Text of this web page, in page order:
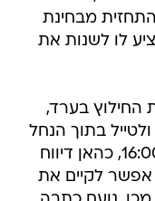
מבחינת
לו לשנות את
החילוץ בערד,
בתוך הנחל
עצמו, אלא רק בסמוך לו. בשעה 16:00, כהאן דיווח
אפשר לקיים את